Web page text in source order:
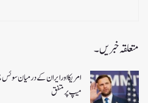
متعلقہ خبریں۔
میپ پر متفق